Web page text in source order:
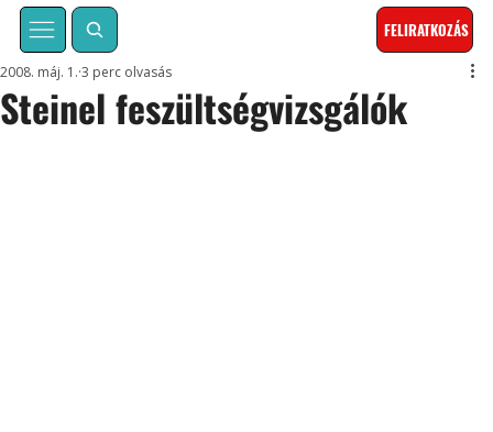
FELIRATKOZÁS
Steinel feszültségvizsgálók
2008. máj. 1. 3 perc olvasás